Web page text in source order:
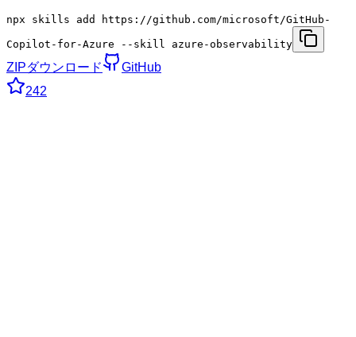
npx skills add https://github.com/microsoft/GitHub-
Copilot-for-Azure --skill azure-observability
ZIPダウンロード
GitHub
242